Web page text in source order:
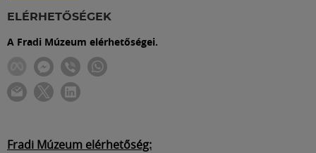
ELÉRHETŐSÉGEK
A Fradi Múzeum elérhetőségei.
Fradi Múzeum elérhetőség:
Jegyek
FM YouTube +
Hírek